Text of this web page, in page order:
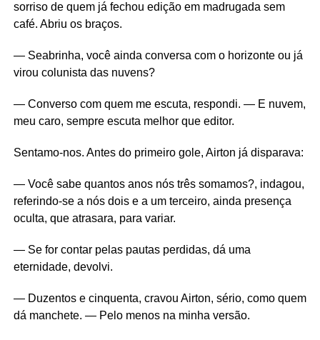
sorriso de quem já fechou edição em madrugada sem
café. Abriu os braços.
— Seabrinha, você ainda conversa com o horizonte ou já
virou colunista das nuvens?
— Converso com quem me escuta, respondi. — E nuvem,
meu caro, sempre escuta melhor que editor.
Sentamo-nos. Antes do primeiro gole, Airton já disparava:
— Você sabe quantos anos nós três somamos?, indagou,
referindo-se a nós dois e a um terceiro, ainda presença
oculta, que atrasara, para variar.
— Se for contar pelas pautas perdidas, dá uma
eternidade, devolvi.
— Duzentos e cinquenta, cravou Airton, sério, como quem
dá manchete. — Pelo menos na minha versão.